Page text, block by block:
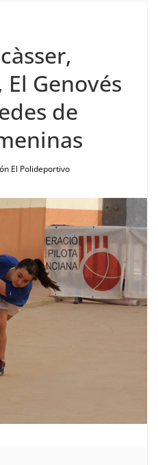
Genovés
de
El Polideportivo